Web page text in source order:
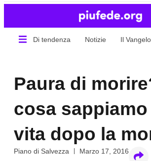
Di tendenza Notizie Il
Paura di
cosa
vita dopo la
Piano di Salvezza Marzo 17, 2016